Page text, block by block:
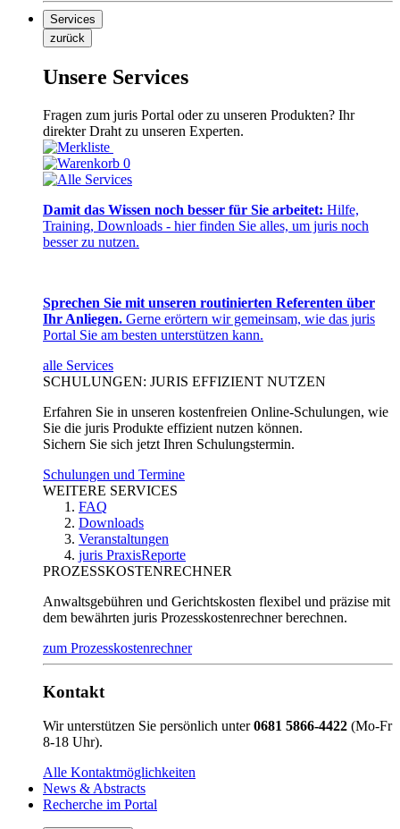
Services
zurück
Unsere Services
Fragen zum juris Portal oder zu unseren Produkten? Ihr
direkter Draht zu unseren Experten.
0
Damit das Wissen noch besser für Sie arbeitet: Hilfe,
Training, Downloads - hier finden Sie alles, um juris noch
besser zu nutzen.
Sprechen Sie mit unseren routinierten Referenten über
Ihr Anliegen. Gerne erörtern wir gemeinsam, wie das juris
Portal Sie am besten unterstützen kann.
alle Services
SCHULUNGEN: JURIS EFFIZIENT NUTZEN
Erfahren Sie in unseren kostenfreien Online-Schulungen, wie
Sie die juris Produkte effizient nutzen können.
Sichern Sie sich jetzt Ihren Schulungstermin.
Schulungen und Termine
WEITERE SERVICES
FAQ
Downloads
Veranstaltungen
juris PraxisReporte
PROZESSKOSTENRECHNER
Anwaltsgebühren und Gerichtskosten flexibel und präzise mit
dem bewährten juris Prozesskostenrechner berechnen.
zum Prozesskostenrechner
Kontakt
Wir unterstützen Sie persönlich unter0681 5866-4422 (Mo-Fr
8-18 Uhr).
Alle Kontaktmöglichkeiten
News & Abstracts
Recherche im Portal